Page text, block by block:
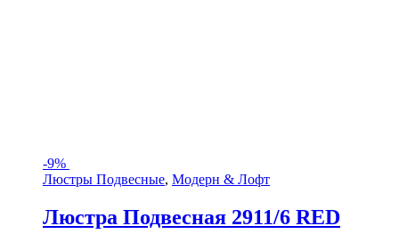
-9%
Люстры Подвесные, Модерн & Лофт
Люстра Подвесная 2911/6 RED